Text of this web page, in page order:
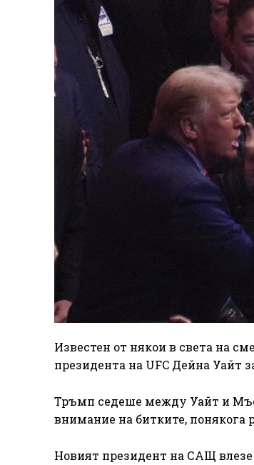
Известен от някои в света на
президента на UFC Дейна Уайт
Тръмп седеше между Уайт и
внимание на битките, понякога
Новият президент на САЩ влезе